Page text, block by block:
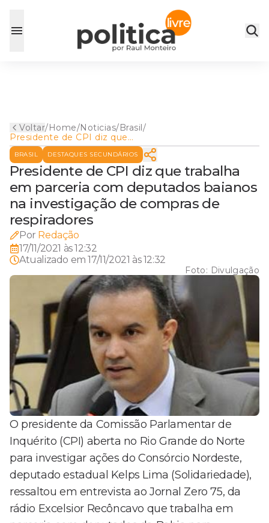
Voltar/Home/Noticias/Brasil/
Presidente de CPI diz que
trabalha em parceria com
deputados baianos na
investigação de compras de
respiradores
BRASIL DESTAQUES SECUNDÁRIOS
Presidente de CPI diz que trabalha
em parceria com deputados baianos
na investigação de compras de
respiradores
Por Redação
17/11/2021 às 12:32
Atualizado em17/11/2021 às 12:32
Foto: Divulgação
O presidente da Comissão Parlamentar de
Inquérito (CPI) aberta no Rio Grande do Norte
para investigar ações do Consórcio Nordeste,
deputado estadual Kelps Lima (Solidariedade),
ressaltou em entrevista ao Jornal Zero 75, da
rádio Excelsior Recôncavo que trabalha em